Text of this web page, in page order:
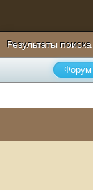
Результаты поиска
Форум